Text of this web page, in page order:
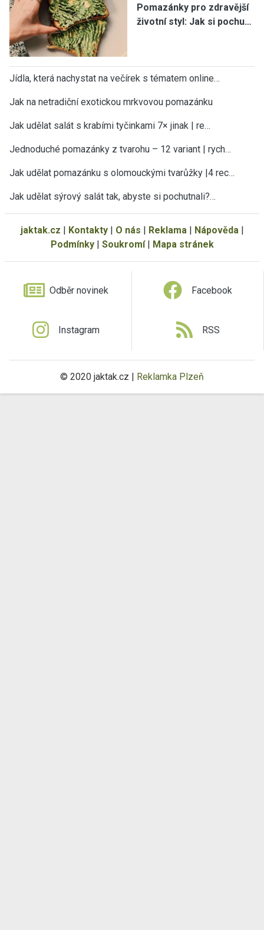
Pomazánky pro zdravější
životní styl: Jak si pochu…
Jídla, která nachystat na večírek s tématem online…
Jak na netradiční exotickou mrkvovou pomazánku
Jak udělat salát s krabími tyčinkami 7× jinak | re…
Jednoduché pomazánky z tvarohu – 12 variant | rych…
Jak udělat pomazánku s olomouckými tvarůžky |4 rec…
Jak udělat sýrový salát tak, abyste si pochutnali?…
jaktak.cz | Kontakty| O nás | Reklama| Nápověda|
Podmínky| Soukromí| Mapa stránek
Odběr novinek Facebook
Instagram RSS
© 2020 jaktak.cz | Reklamka Plzeň